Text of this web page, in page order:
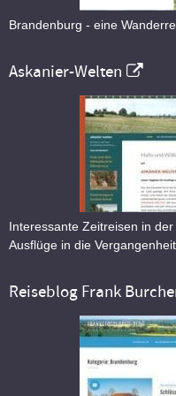
Brandenburg - eine
Askanier-Welten
Interessante Zeitreisen in
Ausflüge in die Vergangenheit
Reiseblog Frank